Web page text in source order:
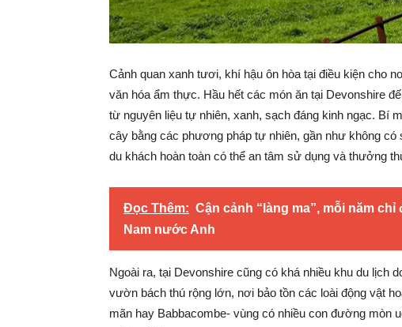
Cảnh quan xanh tươi, khí hậu ôn hòa tại điều kiện cho
văn hóa ẩm thực. Hầu hết các món ăn tại Devonshire
từ nguyên liệu tự nhiên, xanh, sạch đáng kinh ngạc. Bí
cây bằng các phương pháp tự nhiên, gần như không
du khách hoàn toàn có thể an tâm sử dụng và thưởng
Đọc Thêm: Cận cảnh “làng ma”, mỗi năm
Nam nước Anh
Ngoài ra, tại Devonshire cũng có khá nhiều khu du lịch
vườn bách thú rộng lớn, nơi bảo tồn các loài động vật
mãn hay Babbacombe- vùng có nhiều con đường mòn